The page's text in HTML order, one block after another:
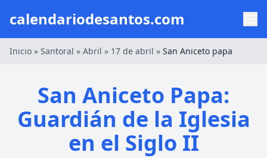
calendariodesantos.com
Inicio » Santoral » Abril » 17 de abril » San Aniceto papa
San Aniceto Papa:
Guardián de la Iglesia
en el Siglo II